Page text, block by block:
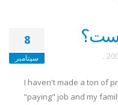
8
سپتامبر .
I haven't made a ton of
"paying" job and my